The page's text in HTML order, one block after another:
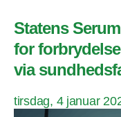
Statens
for
via
tirsdag, 4 januar